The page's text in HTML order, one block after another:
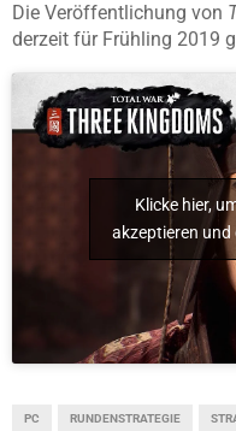
Die Veröffentlichung von
derzeit für Frühling 2019
Klicke hier,
akzeptieren und
PC RUNDENSTRATEGIE